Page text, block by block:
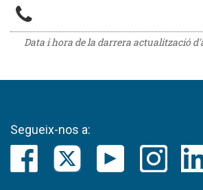
Data i hora de la darrera actualització
Segueix-nos a: